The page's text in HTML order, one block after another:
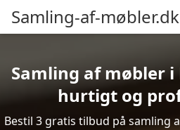
Samling-af-møbler.dk
Samling af møbler
hurtigt og
Bestil 3 gratis tilbud på samling